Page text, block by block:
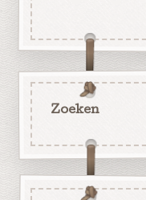
Zoeken